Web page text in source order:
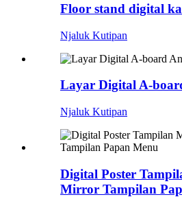
Floor stand digital
Njaluk Kutipan
Layar Digital A-
Njaluk Kutipan
Digital Poster
Mirror Tampilan